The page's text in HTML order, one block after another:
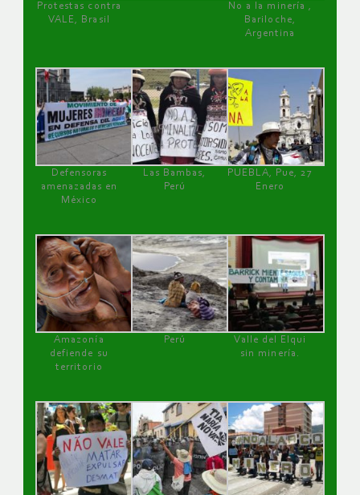
Protestas contra
VALE, Brasil
No a la minería ,
Bariloche,
Argentina
Defensoras
amenazadas en
México
Las Bambas,
Perú
PUEBLA, Pue, 27
Enero
Amazonía
defiende su
territorio
Perú
Valle del Elqui
sin minería.